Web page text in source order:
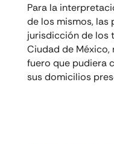
Para la
de los mismos, las
jurisdicción de los
Ciudad de
fuero que pudiera
sus domicilios